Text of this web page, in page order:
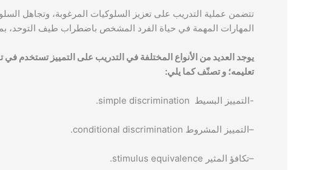
تتضمن عملية التدريب على تعزيز السلوكيات المرغوبة، وتجاهل
المهارات المهمة في حياة الفرد المشخص باضطراب طيف التوحد، بما
يوجد العديد من الأنواع المختلفة في التدريب على التمييز
تعليمه؛ و تصنّف كما يلي:
-التمييز البسيط .
–التمييز المشروط conditional discrimination .
–تكافؤ المثير stimulus equivalence .